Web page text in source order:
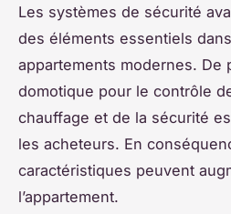
Les systèmes de sécurité
des éléments essentiels
appartements modernes. De
domotique pour le contrôle
chauffage et de la sécurité
les acheteurs. En
caractéristiques peuvent
l’appartement.